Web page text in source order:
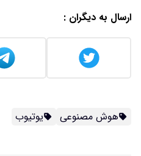
ارسال به دیگران :
هوش مصنوعی یوتیوب